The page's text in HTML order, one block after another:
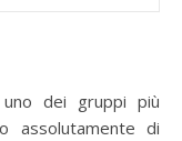
dei gruppi più
di